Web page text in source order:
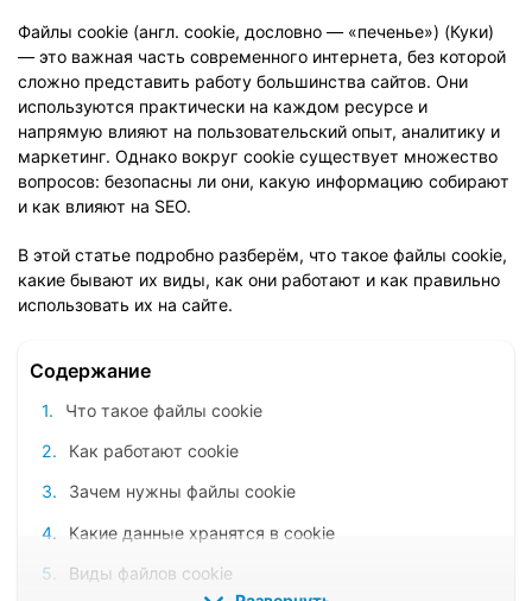
Файлы cookie (англ. cookie, дословно — «печенье») (Куки)
— это важная часть современного интернета, без которой
сложно представить работу большинства сайтов. Они
используются практически на каждом ресурсе и
напрямую влияют на пользовательский опыт, аналитику и
маркетинг. Однако вокруг cookie существует множество
вопросов: безопасны ли они, какую информацию собирают
и как влияют на SEO.
В этой статье подробно разберём, что такое файлы cookie,
какие бывают их виды, как они работают и как правильно
использовать их на сайте.
Содержание
Что такое файлы cookie
Как работают cookie
Зачем нужны файлы cookie
Какие данные хранятся в cookie
Виды файлов cookie